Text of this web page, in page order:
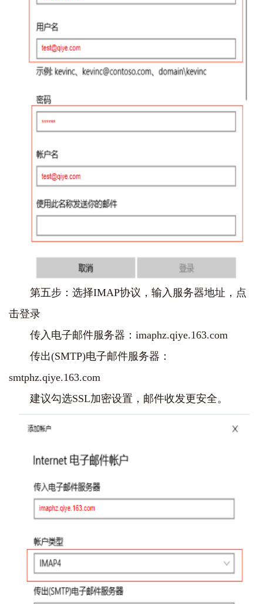
第五步：选择IMAP协议，输入服务器地址，点
击登录
传入电子邮件服务器：imaphz.qiye.163.com
传出(SMTP)电子邮件服务器：
smtphz.qiye.163.com
建议勾选SSL加密设置，邮件收发更安全。